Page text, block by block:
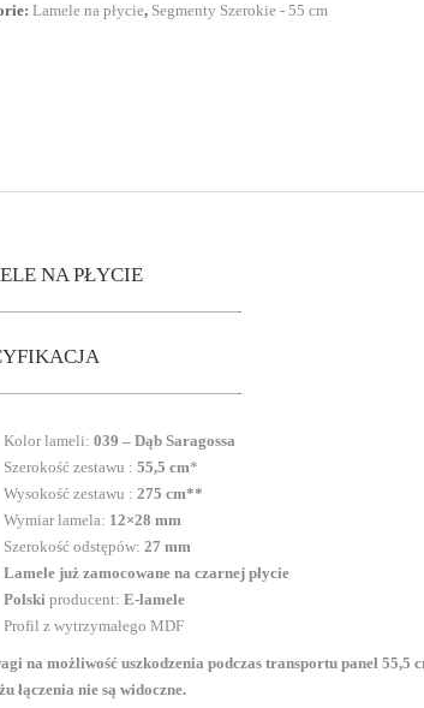
Lamele na płycie, Segmenty Szerokie - 55 cm
NA PŁYCIE
Kolor lameli: 039 – Dąb Saragossa
Szerokość zestawu : 55,5 cm*
Wysokość zestawu : 275 cm**
Wymiar lamela: 12×28 mm
Szerokość odstępów: 27 mm
Lamele już zamocowane na czarnej płycie
Polski producent: E-lamele
Profil z wytrzymałego MDF
na możliwość uszkodzenia podczas transportu panel 55,5
łączenia nie są widoczne.